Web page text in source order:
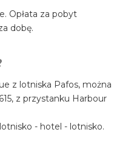
Opłata za pobyt
dobę.
z lotniska Pafos, można
z przystanku Harbour
- hotel - lotnisko.